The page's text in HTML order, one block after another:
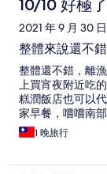
10/10 好極了
2021 年 9 月 30 日
整體來說還不錯
整體還不錯，離
上買宵夜附近吃
糕潤飯店也可以
家早餐，嚐嚐南部
1 晚旅行